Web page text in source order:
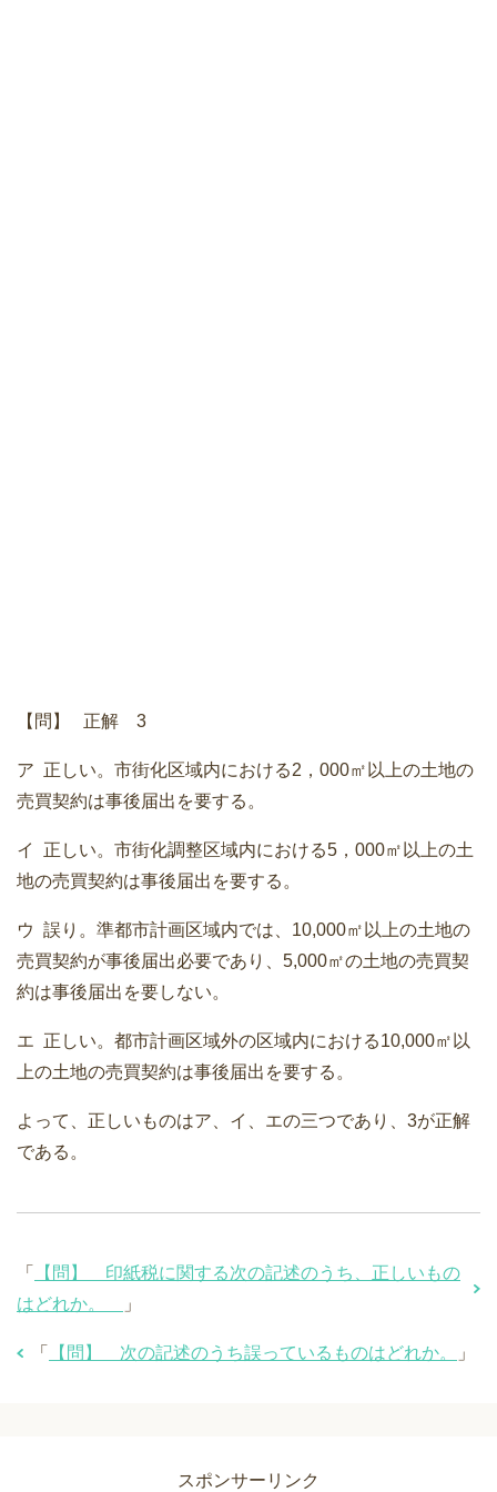
【問】 正解 3
ア 正しい。市街化区域内における2，000㎡以上の土地の
売買契約は事後届出を要する。
イ 正しい。市街化調整区域内における5，000㎡以上の土
地の売買契約は事後届出を要する。
ウ 誤り。準都市計画区域内では、10,000㎡以上の土地の
売買契約が事後届出必要であり、5,000㎡の土地の売買契
約は事後届出を要しない。
エ 正しい。都市計画区域外の区域内における10,000㎡以
上の土地の売買契約は事後届出を要する。
よって、正しいものはア、イ、エの三つであり、3が正解
である。
「
【問】 印紙税に関する次の記述のうち、正しいもの
はどれか。
」
「 【問】 次の記述のうち誤っているものはどれか。 」
スポンサーリンク